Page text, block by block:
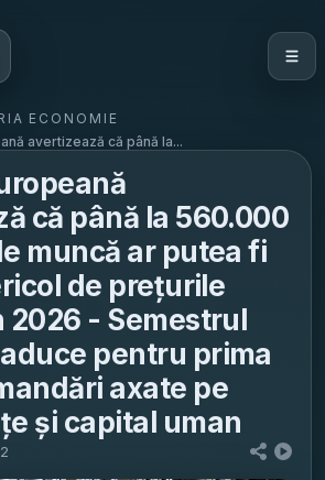
ECONOMIE
avertizează că până la...
că până la 560.000
muncă ar putea fi
de prețurile
2026 - Semestrul
pentru prima
axate pe
și capital uman